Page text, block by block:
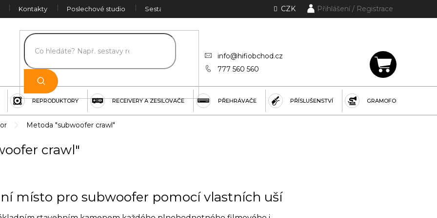
Kontakty Poslechové studio Sestava na míru CZK Přihlášení
info@hifiobchod.cz
777 560 560
NÁKUPNÍ
REPRODUKTORY RECEIVERY A ZESILOVAČE PŘEHRÁVAČE PŘÍSLUŠENSTVÍ GRAMOFONY
Metoda "subwoofer crawl"
crawl"
místo pro subwoofer pomocí vlastních uší